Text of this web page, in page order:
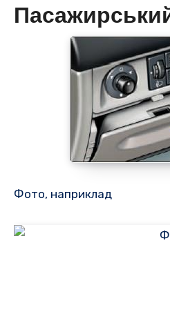
Фото, наприклад